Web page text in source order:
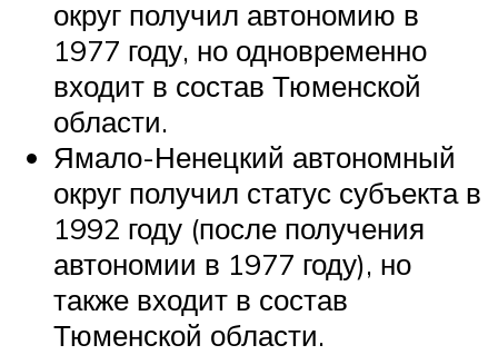
округ получил автономию в
1977 году, но одновременно
входит в состав Тюменской
области.
Ямало-Ненецкий автономный
округ получил статус субъекта в
1992 году (после получения
автономии в 1977 году), но
также входит в состав
Тюменской области.